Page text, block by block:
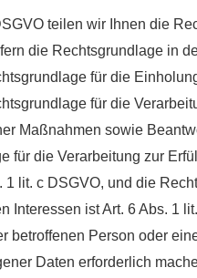
teilen wir Ihnen die
die Rechtsgrundlage in
für die
für die
Maßnahmen sowie
für die Verarbeitung zur
1 lit. c DSGVO, und die
Interessen ist Art. 6 Abs. 1
betroffenen Person oder
Daten erforderlich